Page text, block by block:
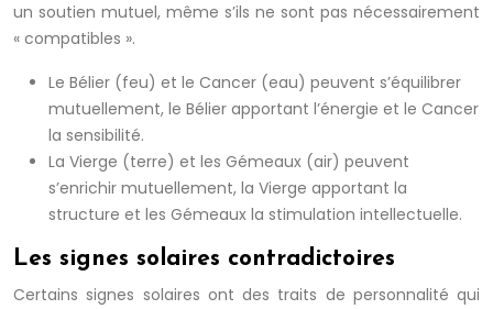
un soutien mutuel, même s’ils ne sont pas nécessairement
« compatibles ».
Le Bélier (feu) et le Cancer (eau) peuvent s’équilibrer
mutuellement, le Bélier apportant l’énergie et le Cancer
la sensibilité.
La Vierge (terre) et les Gémeaux (air) peuvent
s’enrichir mutuellement, la Vierge apportant la
structure et les Gémeaux la stimulation intellectuelle.
Les signes solaires contradictoires
Certains signes solaires ont des traits de personnalité qui